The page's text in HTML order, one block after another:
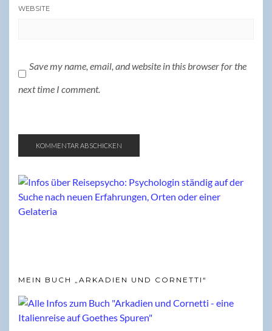
WEBSITE
Save my name, email, and website in this browser for the
next time I comment.
MEIN BUCH „ARKADIEN UND CORNETTI“